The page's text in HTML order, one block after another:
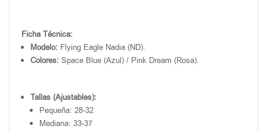
Ficha Técnica:
Modelo: Flying Eagle Nadia (ND).
Colores: Space Blue (Azul) / Pink Dream (Rosa).
Tallas (Ajustables):
Pequeña: 28-32
Mediana: 33-37